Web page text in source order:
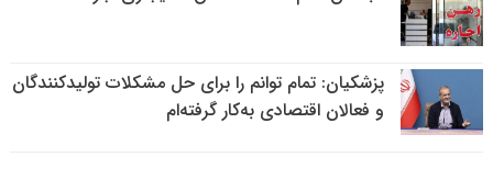
پزشکیان: تمام توانم را برای حل مشکلات تولیدکنندگان
و فعالان اقتصادی به‌کار گرفته‌ام